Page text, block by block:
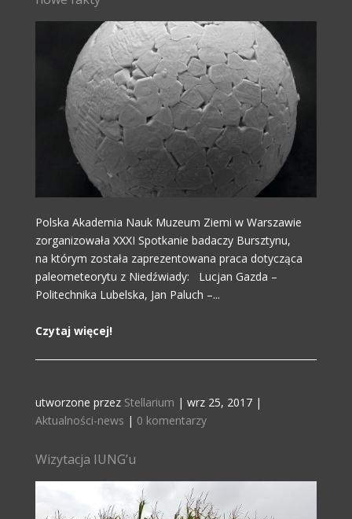
Polska Akademia Nauk Muzeum Ziemi w Warszawie
zorganizowała XXXI Spotkanie badaczy Bursztynu,
na którym została zaprezentowana praca dotycząca
paleometeorytu z Niedźwiady: Lucjan Gazda –
Politechnika Lubelska, Jan Paluch –...
Czytaj więcej!
utworzone przez Stellarium | wrz 25, 2017|
Aktualności-news | 0 komentarzy
Wizytacja IUNG’u